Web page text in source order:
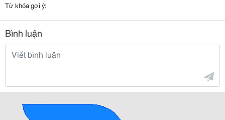
Từ khóa gợi ý:
Bình luận